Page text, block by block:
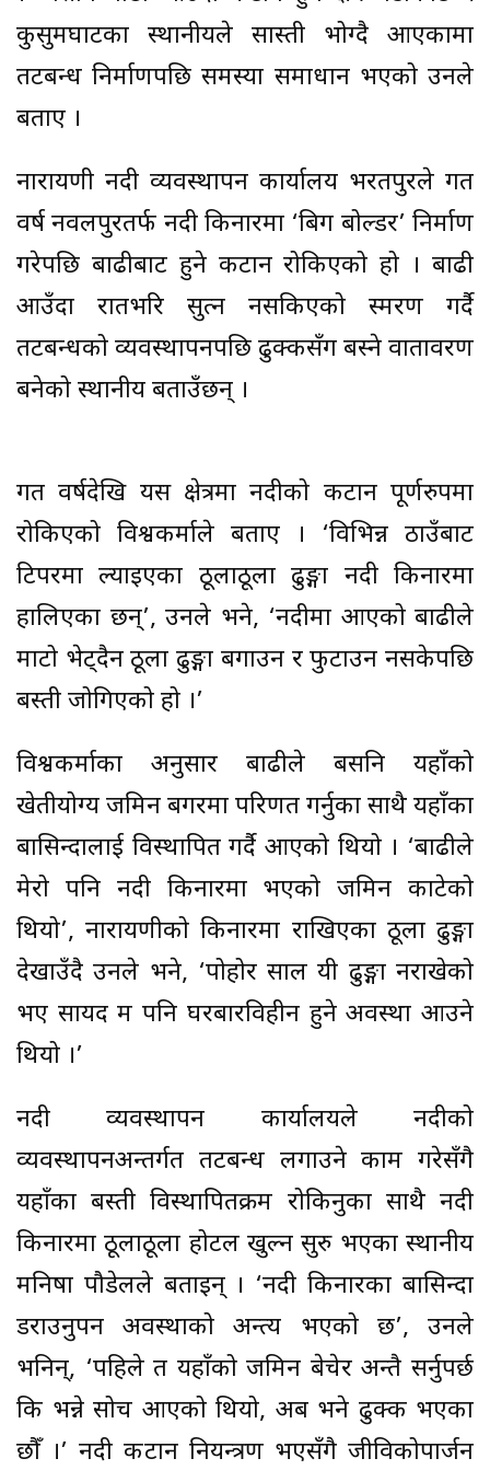
कुसुमघाटका स्थानीयले सास्ती भोग्दै आएकामा
तटबन्ध निर्माणपछि समस्या समाधान भएको उनले
बताए ।
नारायणी नदी व्यवस्थापन कार्यालय भरतपुरले गत
वर्ष नवलपुरतर्फ नदी किनारमा ‘बिग बोल्डर’ निर्माण
गरेपछि बाढीबाट हुने कटान रोकिएको हो । बाढी
आउँदा रातभरि सुत्न नसकिएको स्मरण गर्दै
तटबन्धको व्यवस्थापनपछि ढुक्कसँग बस्ने वातावरण
बनेको स्थानीय बताउँछन् ।
गत वर्षदेखि यस क्षेत्रमा नदीको कटान पूर्णरुपमा
रोकिएको विश्वकर्माले बताए । ‘विभिन्न ठाउँबाट
टिपरमा ल्याइएका ठूलाठूला ढुङ्गा नदी किनारमा
हालिएका छन्’, उनले भने, ‘नदीमा आएको बाढीले
माटो भेट्दैन ठूला ढुङ्गा बगाउन र फुटाउन नसकेपछि
बस्ती जोगिएको हो ।’
विश्वकर्माका अनुसार बाढीले बर्सेनि यहाँको
खेतीयोग्य जमिन बगरमा परिणत गर्नुका साथै यहाँका
बासिन्दालाई विस्थापित गर्दै आएको थियो । ‘बाढीले
मेरो पनि नदी किनारमा भएको जमिन काटेको
थियो’, नारायणीको किनारमा राखिएका ठूला ढुङ्गा
देखाउँदै उनले भने, ‘पोहोर साल यी ढुङ्गा नराखेको
भए सायद म पनि घरबारविहीन हुने अवस्था आउने
थियो ।’
नदी व्यवस्थापन कार्यालयले नदीको
व्यवस्थापनअन्तर्गत तटबन्ध लगाउने काम गरेसँगै
यहाँका बस्ती विस्थापितक्रम रोकिनुका साथै नदी
किनारमा ठूलाठूला होटल खुल्न सुरु भएका स्थानीय
मनिषा पौडेलले बताइन् । ‘नदी किनारका बासिन्दा
डराउनुपर्ने अवस्थाको अन्त्य भएको छ’, उनले
भनिन्, ‘पहिले त यहाँको जमिन बेचेर अन्तै सर्नुपर्छ
कि भन्ने सोच आएको थियो, अब भने ढुक्क भएका
छौँ ।’ नदी कटान नियन्त्रण भएसँगै जीविकोपार्जन